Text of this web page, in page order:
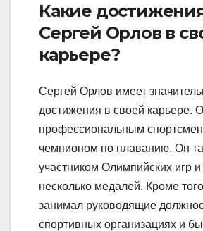
Какие
Сергей Орлов в
карьере?
Сергей Орлов имеет
достижения в своей карьере.
профессиональным
чемпионом по плаванию. Он
участником Олимпийских игр
несколько медалей. Кроме
занимал руководящие
спортивных организациях и